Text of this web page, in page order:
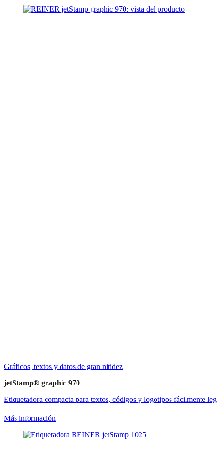
Gráficos, textos y datos de gran nitidez
jetStamp® graphic 970
Etiquetadora compacta para textos, códigos y logotipos fácilmente
Más información